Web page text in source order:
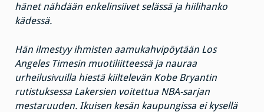
hänet nähdään enkelinsiivet selässä ja hiilihanko
kädessä.
Hän ilmestyy ihmisten aamukahvipöytään Los
Angeles Timesin muotiliitteessä ja nauraa
urheilusivuilla hiestä kiiltelevän Kobe Bryantin
rutistuksessa Lakersien voitettua NBA-sarjan
mestaruuden. Ikuisen kesän kaupungissa ei kysellä